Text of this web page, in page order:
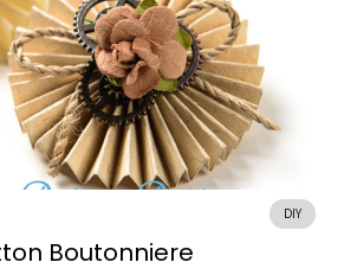
DIY
Boutonniere